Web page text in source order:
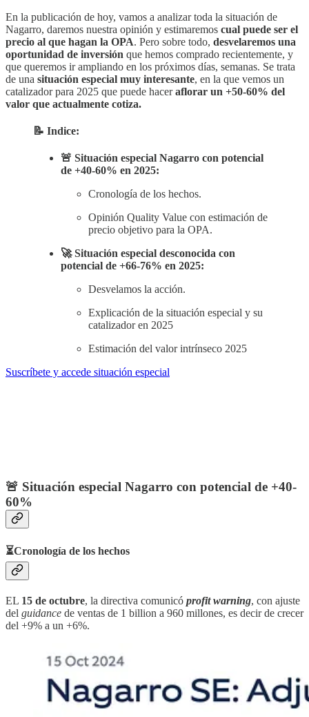
En la publicación de hoy, vamos a analizar toda la situación de
Nagarro, daremos nuestra opinión y estimaremos cual puede ser el
precio al que hagan la OPA. Pero sobre todo, desvelaremos una
oportunidad de inversión que hemos comprado recientemente, y
que queremos ir ampliando en los próximos días, semanas. Se trata
de una situación especial muy interesante, en la que vemos un
catalizador para 2025 que puede haceraflorar un +50-60% del
valor que actualmente cotiza.
📝 Indice:
🚨 Situación especial Nagarro con potencial
de +40-60% en 2025:
Cronología de los hechos.
Opinión Quality Value con estimación de
precio objetivo para la OPA.
🚀 Situación especial desconocida con
potencial de +66-76% en 2025:
Desvelamos la acción.
Explicación de la situación especial y su
catalizador en 2025
Estimación del valor intrínseco 2025
Suscríbete y accede situación especial
🚨 Situación especial Nagarro con potencial de +40-
60%
⏳Cronología de los hechos
EL 15 de octubre, la directiva comunicó profit warning, con ajuste
del guidance de ventas de 1 billion a 960 millones, es decir de crecer
del +9% a un +6%.